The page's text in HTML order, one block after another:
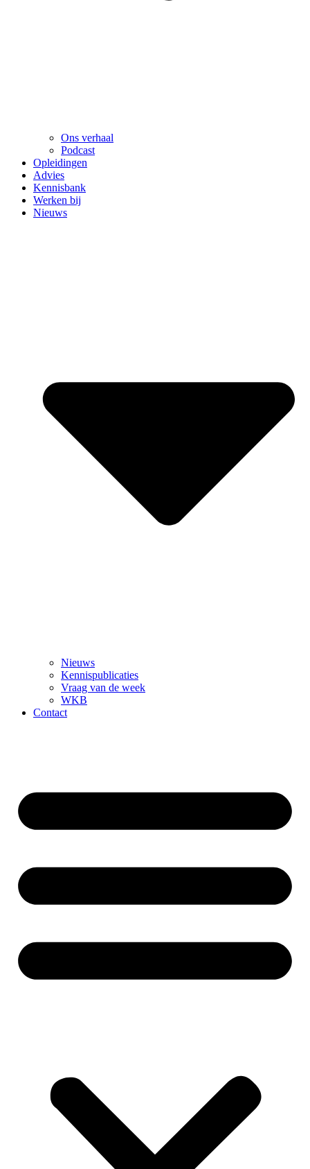
Ons verhaal
Podcast
Opleidingen
Advies
Kennisbank
Werken bij
Nieuws
Nieuws
Kennispublicaties
Vraag van de week
WKB
Contact